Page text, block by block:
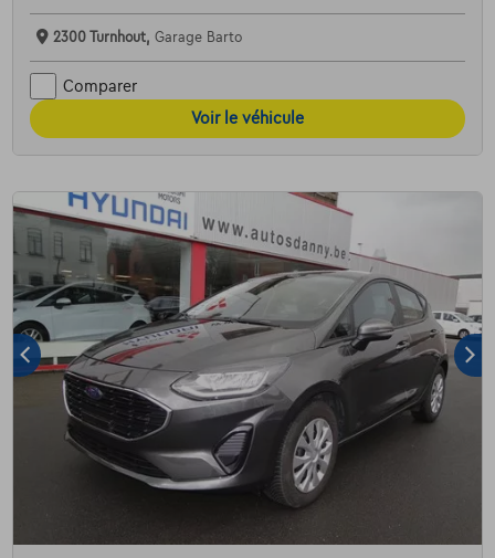
2300 Turnhout, Garage Barto
Comparer
Voir le véhicule